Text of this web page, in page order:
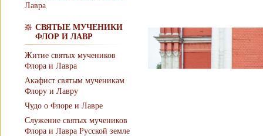
Лавра
СВЯТЫЕ МУЧЕНИКИ
ФЛОР И ЛАВР
Житие святых мучеников
Флора и Лавра
Акафист святым мученикам
Флору и Лавру
Чудо о Флоре и Лавре
Служение святых мучеников
Флора и Лавра Русской земле